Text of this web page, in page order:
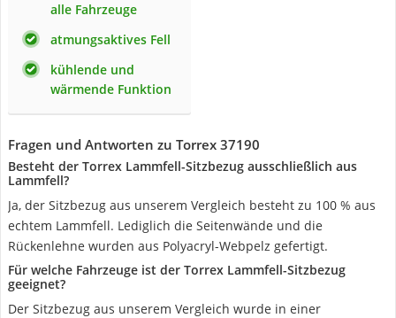
alle Fahrzeuge
atmungsaktives Fell
kühlende und
wärmende Funktion
Fragen und Antworten zu Torrex 37190
Besteht der Torrex Lammfell-Sitzbezug ausschließlich aus
Lammfell?
Ja, der Sitzbezug aus unserem Vergleich besteht zu 100 % aus
echtem Lammfell. Lediglich die Seitenwände und die
Rückenlehne wurden aus Polyacryl-Webpelz gefertigt.
Für welche Fahrzeuge ist der Torrex Lammfell-Sitzbezug
geeignet?
Der Sitzbezug aus unserem Vergleich wurde in einer